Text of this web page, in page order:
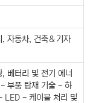
자동차, 건축＆기자
베터리 및 전기 에너
부품 탑재 기술 - 하
LED - 케이블 처리 및